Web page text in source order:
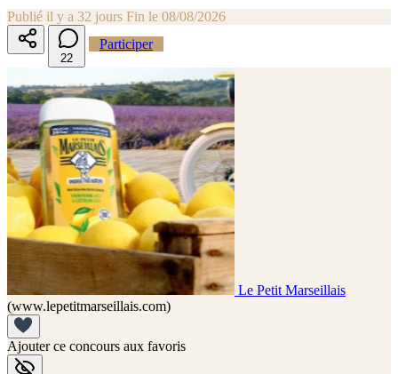
Publié il y a 32 jours Fin le 08/08/2026
22
Participer
Le Petit Marseillais
(www.lepetitmarseillais.com)
Ajouter ce concours aux favoris